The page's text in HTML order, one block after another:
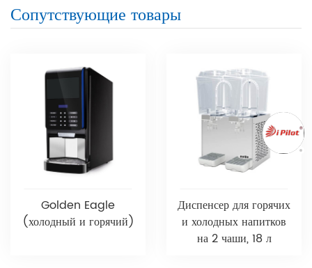
Сопутствующие товары
Golden Eagle
(холодный и горячий)
Диспенсер для горячих
и холодных напитков
на 2 чаши, 18 л